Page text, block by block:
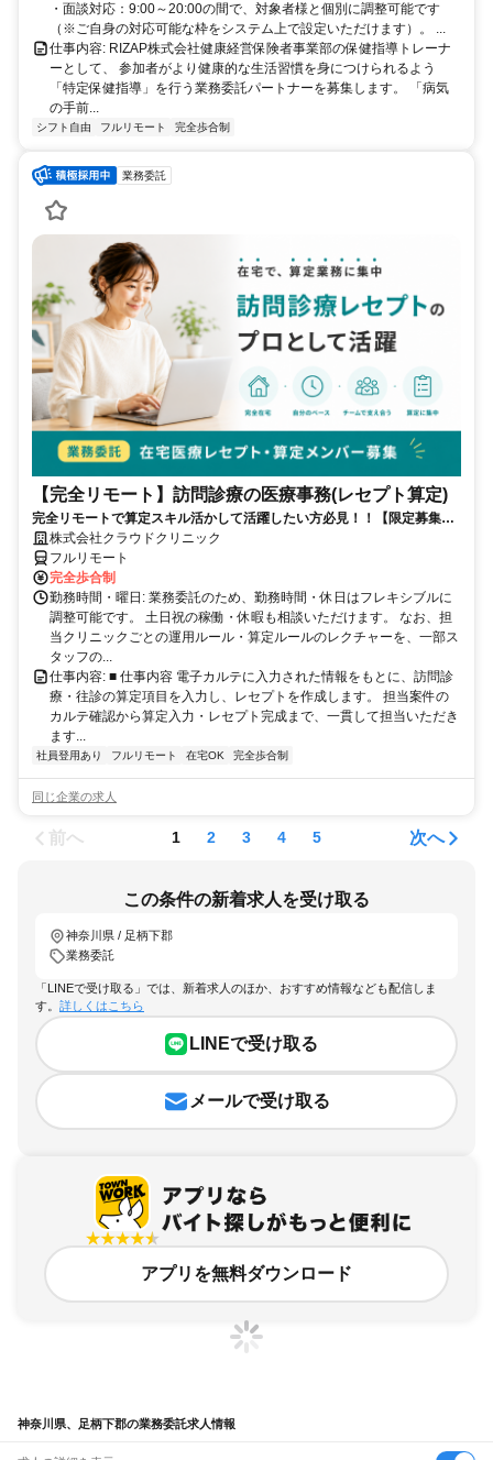
・面談対応：9:00～20:00の間で、対象者様と個別に調整可能です
（※ご自身の対応可能な枠をシステム上で設定いただけます）。 ...
仕事内容: RIZAP株式会社健康経営保険者事業部の保健指導トレーナ
ーとして、 参加者がより健康的な生活習慣を身につけられるよう
「特定保健指導」を行う業務委託パートナーを募集します。 「病気
の手前...
シフト自由 フルリモート 完全歩合制
業務委託
【完全リモート】訪問診療の医療事務(レセプト算定)
完全リモートで算定スキル活かして活躍したい方必見！！【限定募集】
完全リモート｜在宅医療レセプト算定（成果報酬型／業務委託）
株式会社クラウドクリニック
フルリモート
完全歩合制
勤務時間・曜日: 業務委託のため、勤務時間・休日はフレキシブルに
調整可能です。 土日祝の稼働・休暇も相談いただけます。 なお、担
当クリニックごとの運用ルール・算定ルールのレクチャーを、一部ス
タッフの...
仕事内容: ■ 仕事内容 電子カルテに入力された情報をもとに、訪問診
療・往診の算定項目を入力し、レセプトを作成します。 担当案件の
カルテ確認から算定入力・レセプト完成まで、一貫して担当いただき
ます...
社員登用あり フルリモート 在宅OK 完全歩合制
同じ企業の求人
前へ 1 2 3 4 5 次へ
この条件の新着求人を受け取る
神奈川県 / 足柄下郡
業務委託
「LINEで受け取る」では、新着求人のほか、おすすめ情報なども配信しま
す。 詳しくはこちら
LINEで受け取る
メールで受け取る
アプリを無料ダウンロード
神奈川県、足柄下郡の業務委託求人情報